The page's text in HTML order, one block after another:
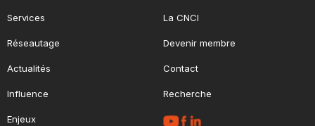
Services
Réseautage
Actualités
Influence
Enjeux
La CNCI
Devenir membre
Contact
Recherche